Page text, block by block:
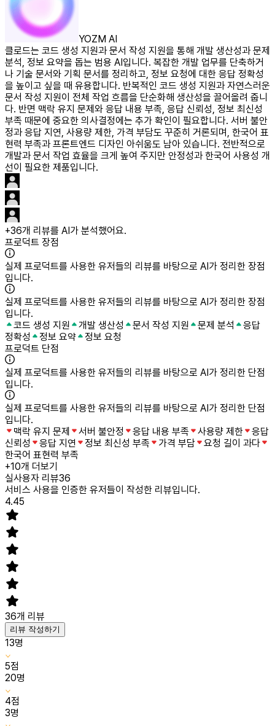
YOZM AI
클로드는 코드 생성 지원과 문서 작성 지원을 통해 개발 생산성과 문제
분석, 정보 요약을 돕는 범용 AI입니다. 복잡한 개발 업무를 단축하거
나 기술 문서와 기획 문서를 정리하고, 정보 요청에 대한 응답 정확성
을 높이고 싶을 때 유용합니다. 반복적인 코드 생성 지원과 자연스러운
문서 작성 지원이 전체 작업 흐름을 단순화해 생산성을 끌어올려 줍니
다. 반면 맥락 유지 문제와 응답 내용 부족, 응답 신뢰성, 정보 최신성
부족 때문에 중요한 의사결정에는 추가 확인이 필요합니다. 서버 불안
정과 응답 지연, 사용량 제한, 가격 부담도 꾸준히 거론되며, 한국어 표
현력 부족과 프론트엔드 디자인 아쉬움도 남아 있습니다. 전반적으로
개발과 문서 작업 효율을 크게 높여 주지만 안정성과 한국어 사용성 개
선이 필요한 제품입니다.
+36개 리뷰를 AI가 분석했어요.
프로덕트 장점
실제 프로덕트를 사용한 유저들의 리뷰를 바탕으로 AI가 정리한 장점
입니다.
실제 프로덕트를 사용한 유저들의 리뷰를 바탕으로 AI가 정리한 장점
입니다.
코드 생성 지원
개발 생산성 문서 작성 지원 문제 분석
응답
정확성
정보 요약
정보 요청
프로덕트 단점
실제 프로덕트를 사용한 유저들의 리뷰를 바탕으로 AI가 정리한 단점
입니다.
실제 프로덕트를 사용한 유저들의 리뷰를 바탕으로 AI가 정리한 단점
입니다.
맥락 유지 문제
서버 불안정 응답 내용 부족 사용량 제한
응답
신뢰성
응답 지연 정보 최신성 부족 가격 부담
요청 길이 과다
한국어 표현력 부족
+10개 더보기
실사용자 리뷰36
서비스 사용을 인증한 유저들이 작성한 리뷰입니다.
4.45
36개 리뷰
리뷰 작성하기
13명
5점
20명
4점
3명